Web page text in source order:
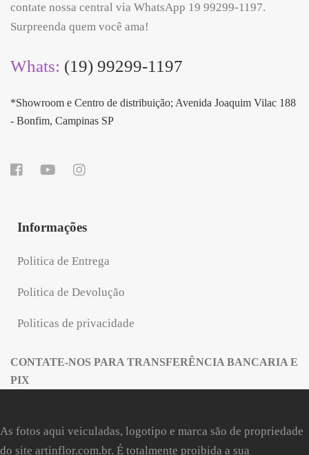
contate nossa central via WhatsApp 19 99299-1197.
Surpreenda quem você ama!
Whats: (19) 99299-1197
*Showroom e Centro de distribuição; Avenida Joaquim Vilac 188
- Bonfim, Campinas SP
Informações
Politica de Entrega
Politica de Devolução
Politicas de privacidade
CONTATE-NOS PARA TRANSFERÊNCIA BANCARIA E
PIX
As fotos aqui veiculadas, logotipo e marca são de propriedade
do site artinflor.com.br. É totalmente proibida a sua